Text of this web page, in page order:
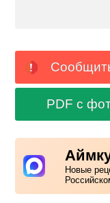
PDF с
Новые